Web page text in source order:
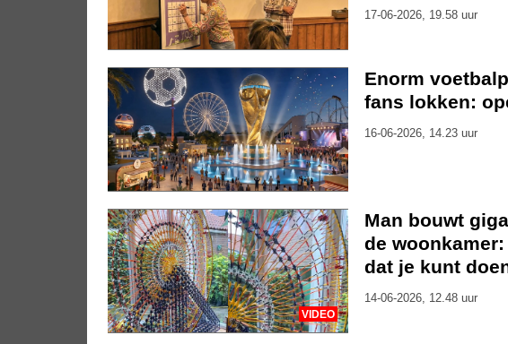
17-06-2026, 19.58 uur
Enorm
fans lokken:
16-06-2026, 14.23 uur
VIDEO
Man bouwt
de
dat je kunt
14-06-2026, 12.48 uur